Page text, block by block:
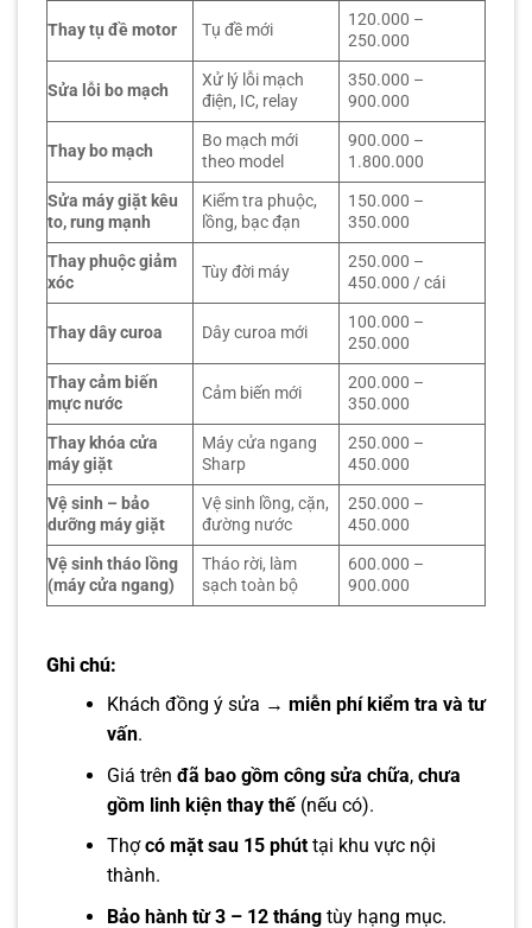
Thay tụ đề motor Tụ đề mới
120.000 –
250.000
Sửa lỗi bo mạch
Xử lý lỗi mạch
điện, IC, relay
350.000 –
900.000
Thay bo mạch
Bo mạch mới
theo model
900.000 –
1.800.000
Sửa máy giặt kêu
to, rung mạnh
Kiểm tra phuộc,
lồng, bạc đạn
150.000 –
350.000
Thay phuộc giảm
xóc
Tùy đời máy
250.000 –
450.000 / cái
Thay dây curoa Dây curoa mới
100.000 –
250.000
Thay cảm biến
mực nước
Cảm biến mới
200.000 –
350.000
Thay khóa cửa
máy giặt
Máy cửa ngang
Sharp
250.000 –
450.000
Vệ sinh – bảo
dưỡng máy giặt
Vệ sinh lồng, cặn,
đường nước
250.000 –
450.000
Vệ sinh tháo lồng
(máy cửa ngang)
Tháo rời, làm
sạch toàn bộ
600.000 –
900.000
Ghi chú:
Khách đồng ý sửa → miễn phí kiểm tra và tư
vấn.
Giá trên đã bao gồm công sửa chữa, chưa
gồm linh kiện thay thế(nếu có).
Thợcó mặt sau 15 phúttại khu vực nội
thành.
Bảo hành từ 3 – 12 thángtùy hạng mục.